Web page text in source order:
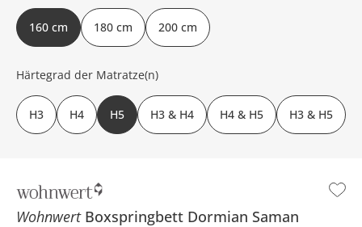
Wohnwert Boxspringbett Dormian Saman
160 cm 180 cm 200 cm
Härtegrad der Matratze(n)
H3 H4 H5 H3 & H4 H4 & H5 H3 & H5